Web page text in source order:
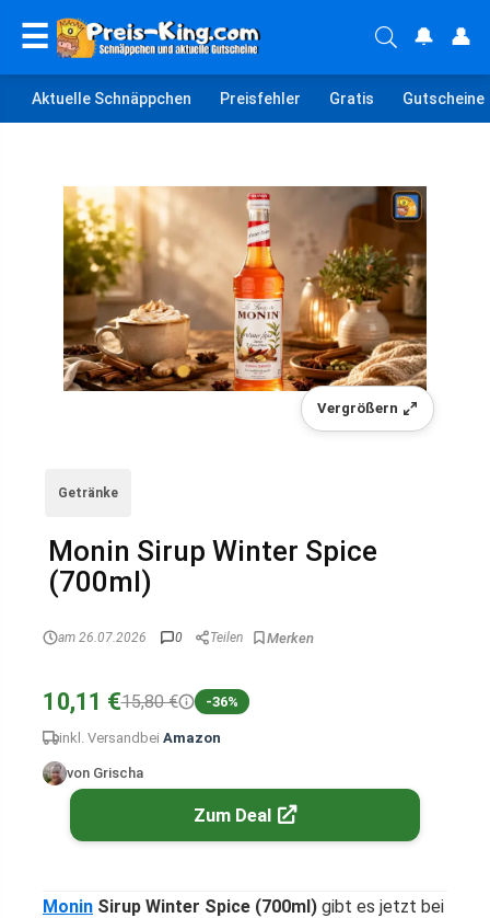
☰ 🔔 👤
Aktuelle Schnäppchen Preisfehler Gratis Gutscheine
Vergrößern
Getränke
Monin Sirup Winter Spice
(700ml)
am 26.07.2026 0 Teilen
10,11 €15,80 € -36%
inkl. Versand bei Amazon
von Grischa
Zum Deal
Monin Sirup Winter Spice (700ml) gibt es jetzt bei